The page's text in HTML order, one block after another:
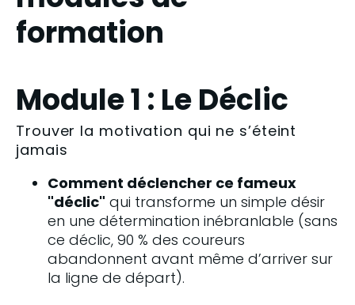
formation
Module 1 : Le Déclic
Trouver la motivation qui ne s’éteint
jamais
Comment déclencher ce fameux
"déclic" qui transforme un simple désir
en une détermination inébranlable (sans
ce déclic, 90 % des coureurs
abandonnent avant même d’arriver sur
la ligne de départ).